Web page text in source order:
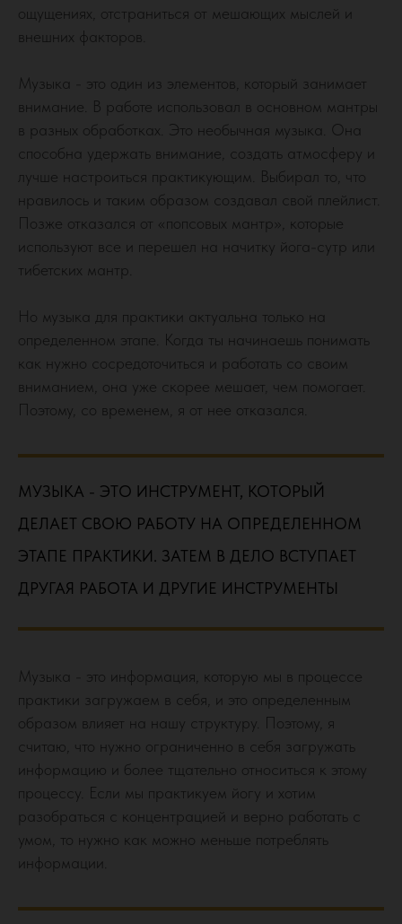
ощущениях, отстраниться от мешающих мыслей и
внешних факторов.
Музыка - это один из элементов, который занимает
внимание. В работе использовал в основном мантры
в разных обработках. Это необычная музыка. Она
способна удержать внимание, создать атмосферу и
лучше настроиться практикующим. Выбирал то, что
нравилось и таким образом создавал свой плейлист.
Позже отказался от «попсовых мантр», которые
используют все и перешел на начитку йога-сутр или
тибетских мантр.
Но музыка для практики актуальна только на
определенном этапе. Когда ты начинаешь понимать
как нужно сосредоточиться и работать со своим
вниманием, она уже скорее мешает, чем помогает.
Поэтому, со временем, я от нее отказался.
МУЗЫКА - ЭТО ИНСТРУМЕНТ, КОТОРЫЙ
ДЕЛАЕТ СВОЮ РАБОТУ НА ОПРЕДЕЛЕННОМ
ЭТАПЕ ПРАКТИКИ. ЗАТЕМ В ДЕЛО ВСТУПАЕТ
ДРУГАЯ РАБОТА И ДРУГИЕ ИНСТРУМЕНТЫ
Музыка - это информация, которую мы в процессе
практики загружаем в себя, и это определенным
образом влияет на нашу структуру. Поэтому, я
считаю, что нужно ограниченно в себя загружать
информацию и более тщательно относиться к этому
процессу. Если мы практикуем йогу и хотим
разобраться с концентрацией и верно работать с
умом, то нужно как можно меньше потреблять
информации.